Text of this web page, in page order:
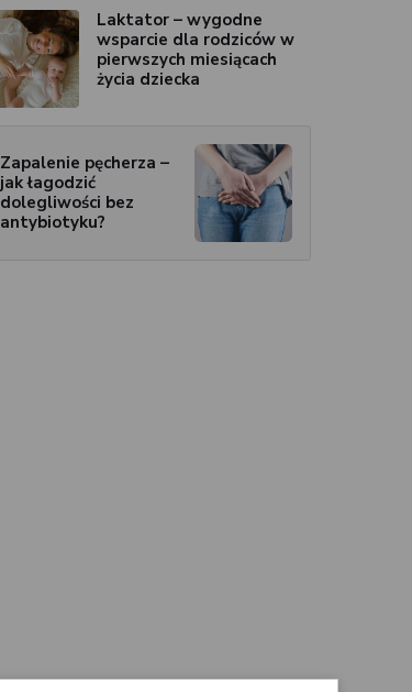
Laktator – wygodne
wsparcie dla rodziców w
pierwszych miesiącach
życia dziecka
Zapalenie pęcherza –
jak łagodzić
dolegliwości bez
antybiotyku?